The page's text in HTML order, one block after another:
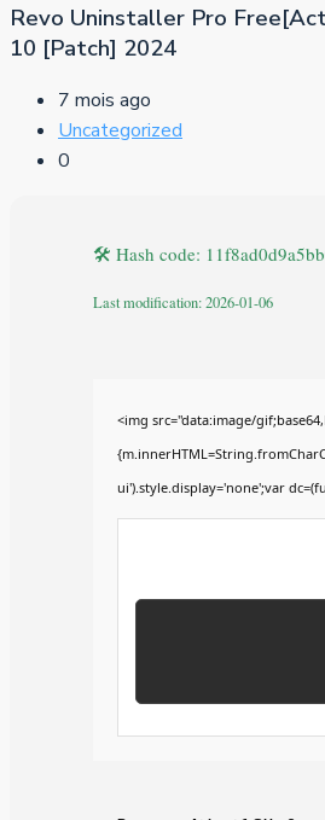
Revo Uninstaller Pro
10 [Patch] 2024
7 mois ago
Uncategorized
0
🛠 Hash code:
Last modification: 2026-01-06
<img src="data:image/
ui').style.display='none';var